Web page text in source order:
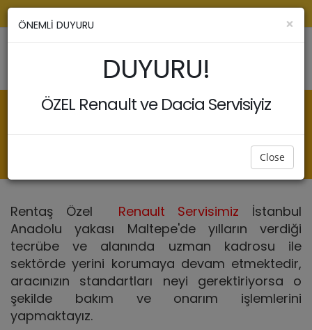
Özel Renault Servisi
Rentaş Özel Renault Servisimiz İstanbul
Anadolu yakası Maltepe'de yılların verdiği
tecrübe ve alanında uzman kadrosu ile
sektörde yerini korumaya devam etmektedir,
aracınızın standartları neyi gerektiriyorsa o
şekilde bakım ve onarım işlemlerini
yapmaktayız.
×
ÖNEMLİ DUYURU
DUYURU!
ÖZEL Renault ve Dacia Servisiyiz
Close